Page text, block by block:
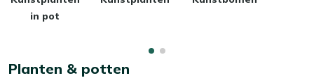
in pot
Planten & potten